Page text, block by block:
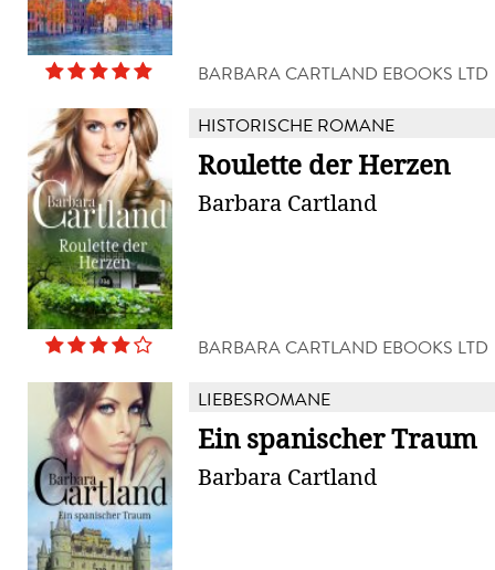
BARBARA CARTLAND EBOOKS LTD
HISTORISCHE ROMANE
Roulette der Herzen
Barbara Cartland
BARBARA CARTLAND EBOOKS LTD
LIEBESROMANE
Ein spanischer Traum
Barbara Cartland